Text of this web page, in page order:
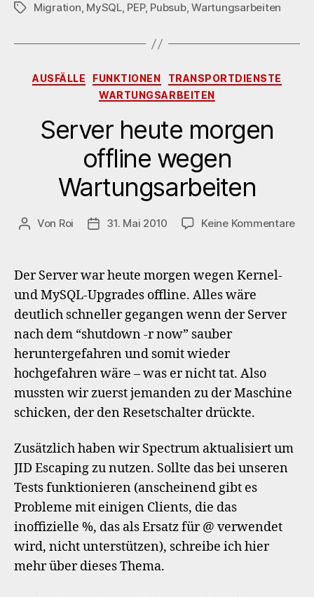
Schlagwörter
Migration, MySQL, PEP, Pubsub,Wartungsarbeiten
Kategorien
AUSFÄLLE FUNKTIONEN
TRANSPORTDIENSTE
WARTUNGSARBEITEN
Server heute morgen
offline wegen
Wartungsarbeiten
Beitragsautor
Von Roi Veröffentlichungsdatum
31. Mai 2010 Keine Kommentarezu
Der Server war heute morgen wegen Kernel-
und MySQL-Upgrades offline. Alles wäre
deutlich schneller gegangen wenn der Server
nach dem “shutdown -r now” sauber
heruntergefahren und somit wieder
hochgefahren wäre – was er nicht tat. Also
mussten wir zuerst jemanden zu der Maschine
schicken, der den Resetschalter drückte.
Zusätzlich haben wir Spectrum aktualisiert um
JID Escaping zu nutzen. Sollte das bei unseren
Tests funktionieren (anscheinend gibt es
Probleme mit einigen Clients, die das
inoffizielle %, das als Ersatz für @ verwendet
wird, nicht unterstützen), schreibe ich hier
mehr über dieses Thema.